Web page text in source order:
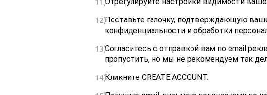
Поставьте галочку, подтверждающую
конфиденциальности и обработки
Согласитесь с отправкой вам по email
пропустить, но мы не рекомендуем так
Кликните CREATE ACCOUNT.